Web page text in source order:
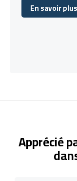
En savoir plus
En savoir plus
Apprécié